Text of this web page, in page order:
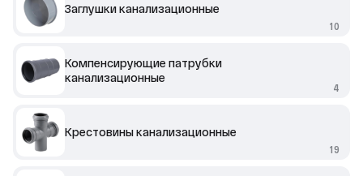
Заглушки канализационные
10
Компенсирующие патрубки
канализационные
4
Крестовины канализационные
19